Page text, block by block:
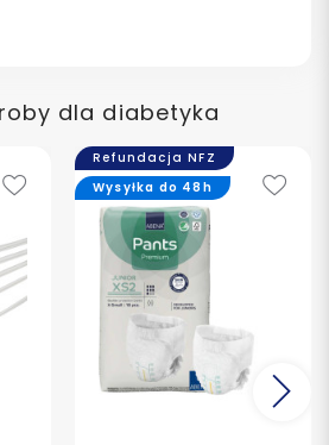
dla diabetyka
Refundacja NFZ
Wysyłka do 48h